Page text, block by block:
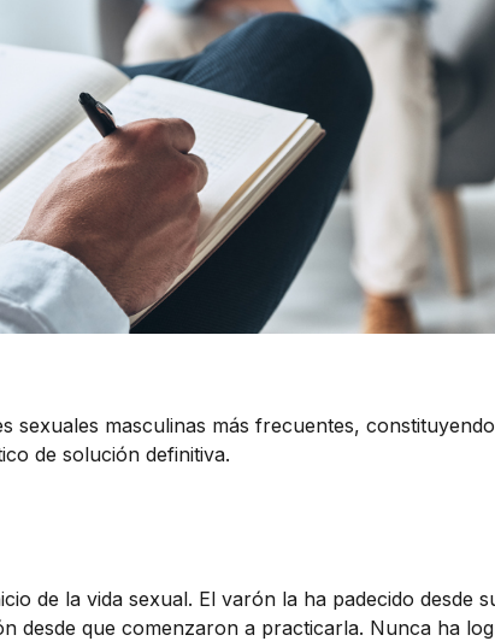
sexuales masculinas más frecuentes,
de solución definitiva.
de la vida sexual. El varón la ha padecido desde
desde que comenzaron a practicarla. Nunca ha